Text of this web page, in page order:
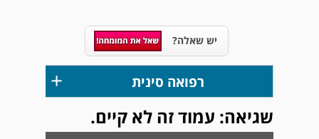
יש שאלה?
רפואה סינית +
שגיאה: עמוד זה לא קיים.